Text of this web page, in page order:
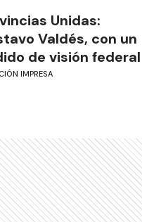
Unidas:
Valdés, con un
de visión federal
IMPRESA